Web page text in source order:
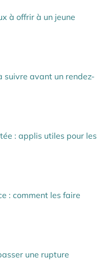
à offrir à un jeune
suivre avant un rendez-
: applis utiles pour les
: comment les faire
une rupture